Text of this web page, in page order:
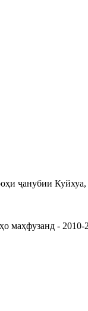
ҷанубии
маҳфузанд - 2010-